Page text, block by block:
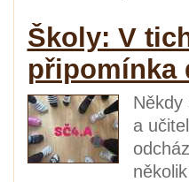
Školy: V
připomínka
Někdy
a